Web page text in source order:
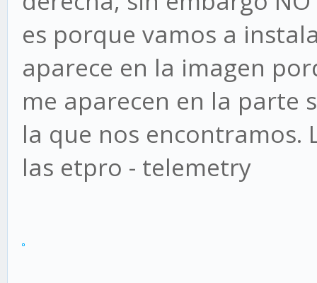
es porque vamos a
aparece en la imagen
me aparecen en la parte
la que nos encontramos.
las etpro - telemetry